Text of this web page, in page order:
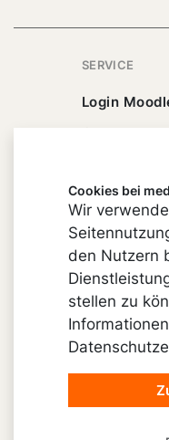
SERVICE
Login
© 2026
Cookies bei
Wir
den Nutzern
stellen zu